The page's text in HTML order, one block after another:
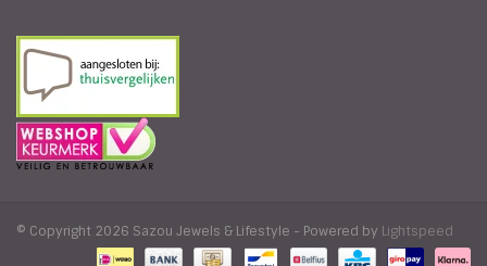
© Copyright 2026 Sazou Jewels & Lifestyle - Powered by Lightspeed